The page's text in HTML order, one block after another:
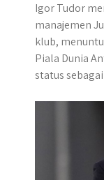
a
t
s
A
c
e
b
o
o
s
s
e
n
r
Igor Tudor
manajemen
klub,
Piala Dunia
status